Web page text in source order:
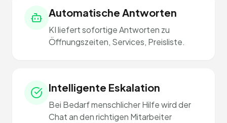
Automatische Antworten
KI liefert sofortige Antworten zu
Öffnungszeiten, Services, Preisliste.
Intelligente Eskalation
Bei Bedarf menschlicher Hilfe wird der
Chat an den richtigen Mitarbeiter